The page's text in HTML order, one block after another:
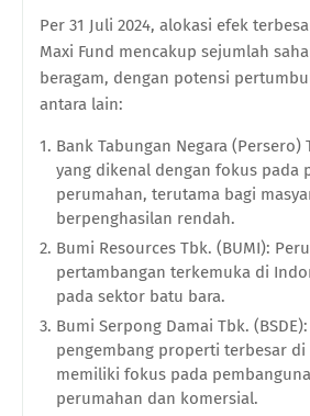
Per 31 Juli 2024, alokasi efek
Maxi Fund mencakup sejumlah
beragam, dengan potensi
antara lain:
Bank Tabungan Negara (Persero)
yang dikenal dengan fokus pada
perumahan, terutama bagi
berpenghasilan rendah.
Bumi Resources Tbk. (BUMI):
pertambangan terkemuka di
pada sektor batu bara.
Bumi Serpong Damai Tbk.
pengembang properti terbesar di
memiliki fokus pada
perumahan dan komersial.